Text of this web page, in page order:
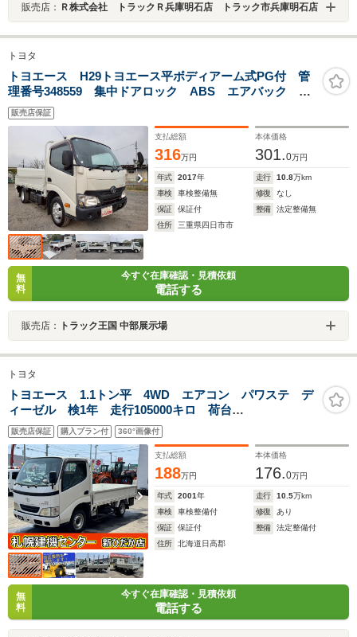
販売店： Ｒ株式会社 トラックＲ兵庫明石店 トラック市兵庫明石店
トヨタ
トヨエース H29トヨエース平ボディアーム式PG付 管
理番号348559 集中ドアロック ABS エアバック パ
ワーウィンドウ ドライブレコーダー ETC エアコン
販売店保証
支払総額
316万円
本体価格
301.0万円
年式 2017年 走行 10.8万km
車検
車検整備無 修復
なし
保証
保証付 整備
法定整備無
住所
三重県四日市市
無
料
今すぐ在庫確認・見積依頼
電話する
販売店： トラック王国 中部展示場
トヨタ
トヨエース 1.1トン平 4WD エアコン パワステ デ
ィーゼル 検1年 走行105000キロ 荷台
3m10cm×1m60cm 排気3000 荷台塗装済み
販売店保証 購入プラン付 360°画像付
支払総額
188万円
本体価格
176.0万円
年式 2001年 走行 10.5万km
車検
車検整備付 修復
あり
保証
保証付 整備
法定整備付
住所
北海道日高郡
無
料
今すぐ在庫確認・見積依頼
電話する